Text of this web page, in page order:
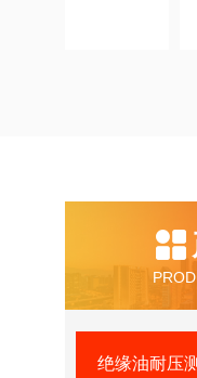
绝缘油耐压